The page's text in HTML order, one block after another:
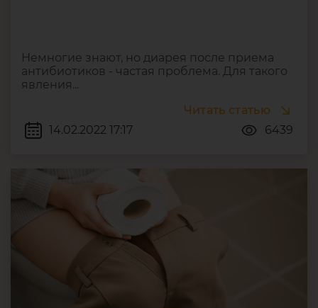
Немногие знают, но диарея после приема
антибиотиков - частая проблема. Для такого
явления...
Читать статью
14.02.2022 17:17
6439